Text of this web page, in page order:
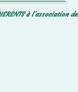
à l'association